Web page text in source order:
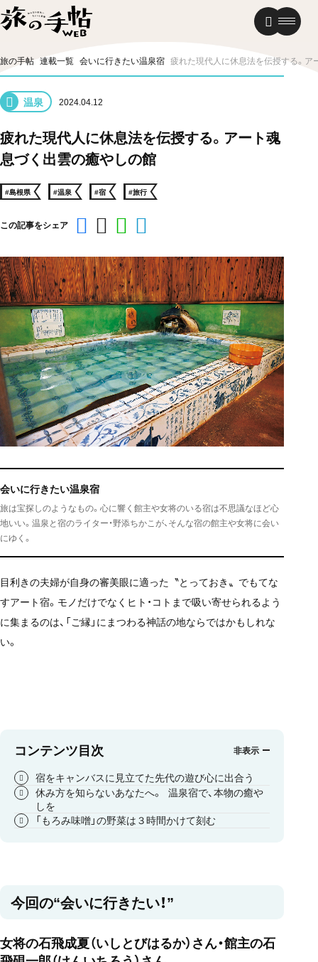
旅の手帖 連載一覧 会いに行きたい温泉宿 疲れた現代人に休息法を伝授する。
温泉 2024.04.12
疲れた現代人に休息法を伝授する。アート魂
息づく出雲の癒やしの館
#島根県 #温泉 #宿 #旅行
この記事をシェア
会いに行きたい温泉宿
旅は宝探しのようなもの。心に響く館主や女将のいる宿は不思議なほど心
地いい。温泉と宿のライター・野添ちかこが、そんな宿の館主や女将に会い
にゆく。
目利きの夫婦が自身の審美眼に適った〝とっておき〟でもてな
すアート宿。モノだけでなくヒト・コトまで吸い寄せられるよう
に集まるのは、「ご縁」にまつわる神話の地ならではかもしれな
い。
コンテンツ目次
宿をキャンバスに見立てた先代の遊び心に出合う
休み方を知らないあなたへ。 温泉宿で、本物の癒や
しを
「もろみ味噌」の野菜は３時間かけて刻む
今回の“会いに行きたい！”
女将の石飛成夏（いしとびはるか）さん・館主の石
温泉
グルメ
街歩き
ニュース
新着記事